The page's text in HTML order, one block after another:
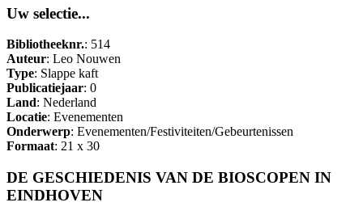
Uw selectie...
Bibliotheeknr.: 514
Auteur: Leo Nouwen
Type: Slappe kaft
Publicatiejaar: 0
Land: Nederland
Locatie: Evenementen
Onderwerp: Evenementen/Festiviteiten/Gebeurtenissen
Formaat: 21 x 30
DE GESCHIEDENIS VAN DE BIOSCOPEN IN
EINDHOVEN